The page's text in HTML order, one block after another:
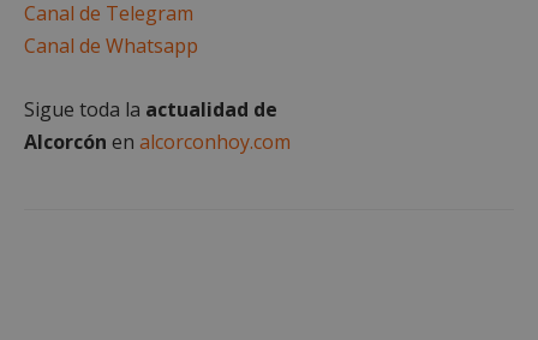
Canal de Telegram
Canal de Whatsapp
Sigue toda la actualidad de
Alcorcón en alcorconhoy.com
Cookies de funcionalidad
Cookies no clasificadas
Las cookies estrictamente necesarias permiten la
funcionalidad principal del sitio web, como el
inicio de sesión de usuario y la gestión de cuentas.
El sitio web no se puede utilizar correctamente sin